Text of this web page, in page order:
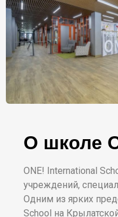
О школе
ONE! International
учреждений,
Одним из ярких
School на